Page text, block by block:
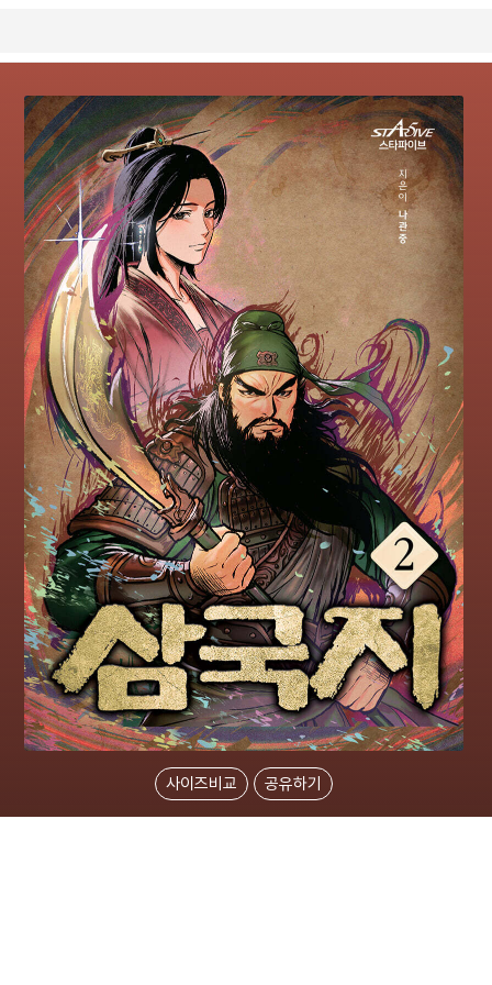
사이즈비교 공유하기